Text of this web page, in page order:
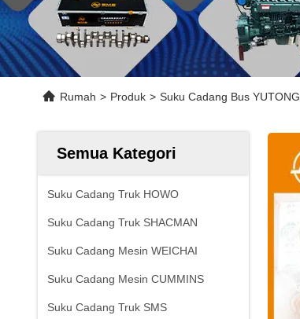
Rumah > Produk > Suku Cadang Bus YUTONG
Semua Kategori
Suku Cadang Truk HOWO
Suku Cadang Truk SHACMAN
Suku Cadang Mesin WEICHAI
Suku Cadang Mesin CUMMINS
Suku Cadang Truk SMS